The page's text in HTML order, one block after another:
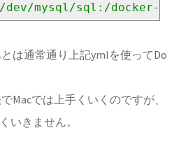
dev/mysql/sql:/docker-
は通常通り上記ymlを使ってDo
Macでは上手くいくのですが、
いきません。